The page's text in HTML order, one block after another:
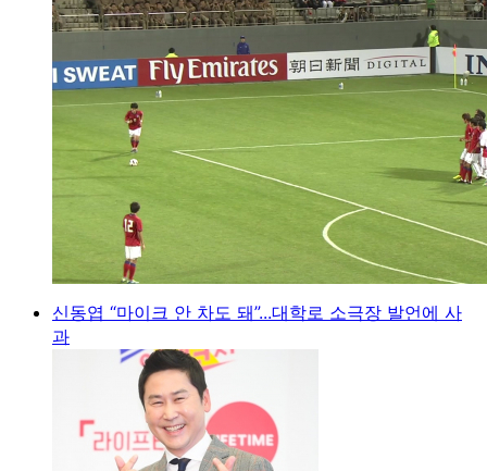
신동엽 “마이크 안 차도 돼”...대학로 소극장 발언에 사
과